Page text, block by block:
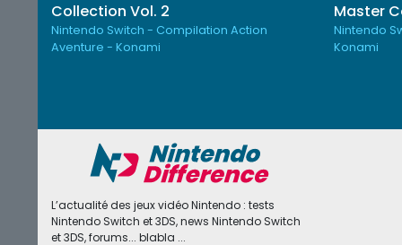
Collection Vol. 2
Nintendo Switch - Compilation Action
Aventure - Konami
Master
Nintendo
Konami
L’actualité des jeux vidéo Nintendo : tests
Nintendo Switch et 3DS, news Nintendo Switch
et 3DS, forums... blabla ...